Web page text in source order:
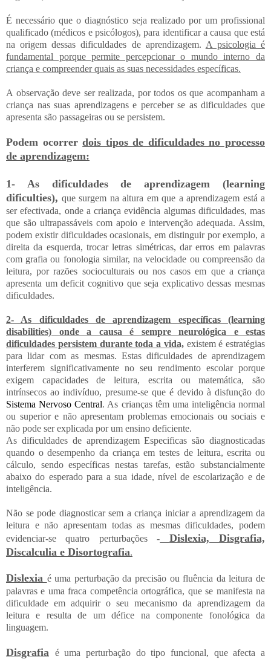
É necessário que o diagnóstico seja realizado por um profissional
qualificado (médicos e psicólogos), para identificar a causa que está
na origem dessas dificuldades de aprendizagem. A psicologia é
fundamental porque permite percepcionar o mundo interno da
criança e compreender quais as suas necessidades específicas.
A observação deve ser realizada, por todos os que acompanham a
criança nas suas aprendizagens e perceber se as dificuldades que
apresenta são passageiras ou se persistem.
Podem ocorrerdois tipos de dificuldades no processo
de aprendizagem:
1- As dificuldades de aprendizagem (learning
dificulties), que surgem na altura em que a aprendizagem está a
ser efectivada, onde a criança evidência algumas dificuldades, mas
que são ultrapassáveis com apoio e intervenção adequada. Assim,
podem existir dificuldades ocasionais, em distinguir por exemplo, a
direita da esquerda, trocar letras simétricas, dar erros em palavras
com grafia ou fonologia similar, na velocidade ou compreensão da
leitura, por razões socioculturais ou nos casos em que a criança
apresenta um deficit cognitivo que seja explicativo dessas mesmas
dificuldades.
2- As dificuldades de aprendizagem específicas (learning
disabilities) onde a causa é sempre neurológica e estas
dificuldades persistem durante toda a vida,existem é estratégias
para lidar com as mesmas. Estas dificuldades de aprendizagem
interferem significativamente no seu rendimento escolar porque
exigem capacidades de leitura, escrita ou matemática, são
intrínsecos ao indivíduo, presume-se que é devido à disfunção do
Sistema Nervoso Central. As crianças têm uma inteligência normal
ou superior e não apresentam problemas emocionais ou sociais e
não pode ser explicada por um ensino deficiente.
As dificuldades de aprendizagem Especificas são diagnosticadas
quando o desempenho da criança em testes de leitura, escrita ou
cálculo, sendo específicas nestas tarefas, estão substancialmente
abaixo do esperado para a sua idade, nível de escolarização e de
inteligência.
Não se pode diagnosticar sem a criança iniciar a aprendizagem da
leitura e não apresentam todas as mesmas dificuldades, podem
evidenciar-se quatro perturbações -
Dislexia, Disgrafia,
Discalculia e Disortografia.
Dislexia é uma perturbação da precisão ou fluência da leitura de
palavras e uma fraca competência ortográfica, que se manifesta na
dificuldade em adquirir o seu mecanismo da aprendizagem da
leitura e resulta de um défice na componente fonológica da
linguagem.
Disgrafia
é uma perturbação do tipo funcional, que afecta a